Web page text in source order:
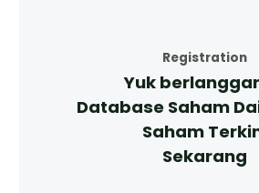
Registration
Yuk
Database Saham
Saham
Sekarang